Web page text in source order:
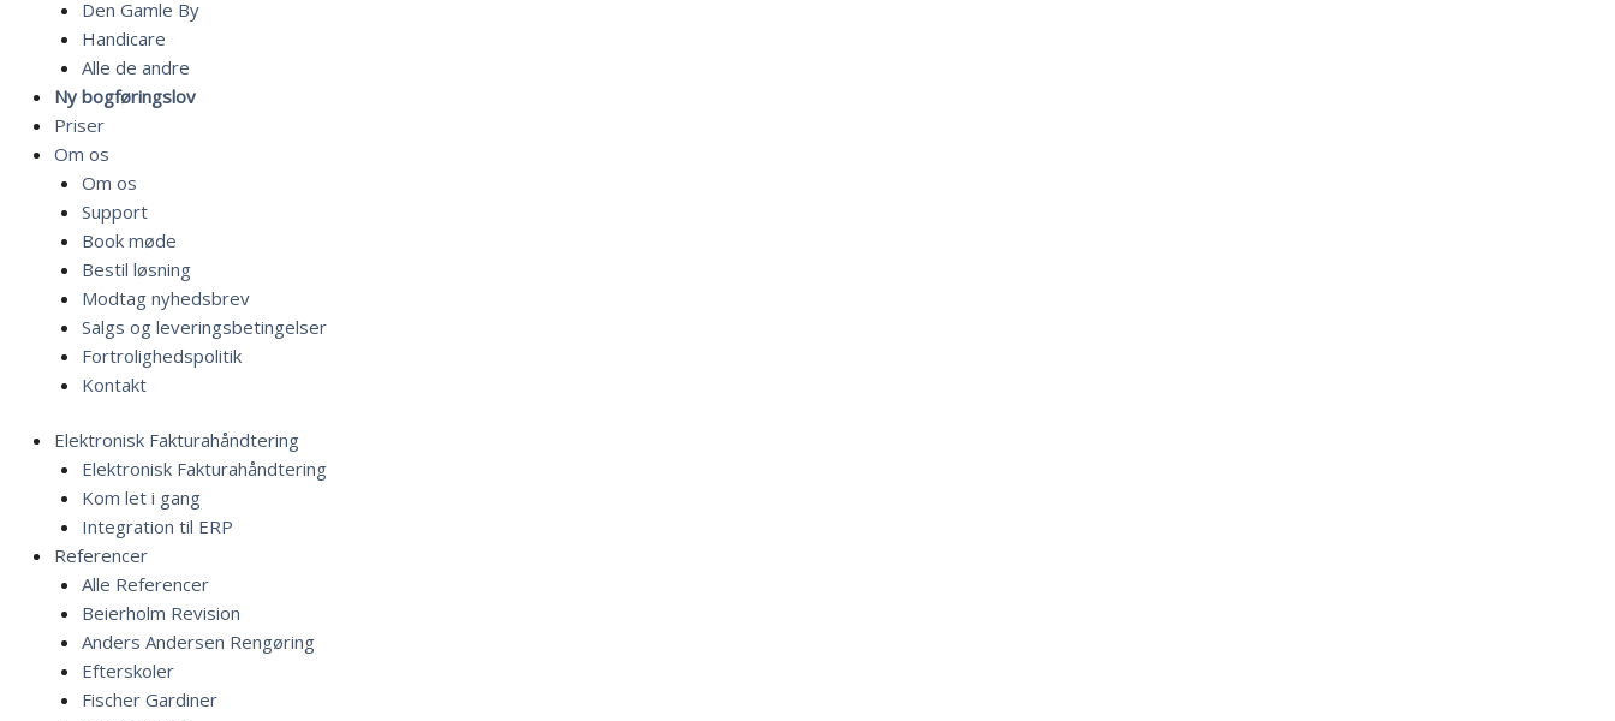
Den Gamle By
Handicare
Alle de andre
Ny bogføringslov
Priser
Om os
Om os
Support
Book møde
Bestil løsning
Modtag nyhedsbrev
Salgs og leveringsbetingelser
Fortrolighedspolitik
Kontakt
Elektronisk Fakturahåndtering
Elektronisk Fakturahåndtering
Kom let i gang
Integration til ERP
Referencer
Alle Referencer
Beierholm Revision
Anders Andersen Rengøring
Efterskoler
Fischer Gardiner